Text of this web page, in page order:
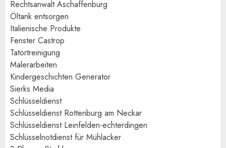
Rechtsanwalt Aschaffenburg
Öltank entsorgen
Italienische Produkte
Fenster Castrop
Tatortreinigung
Malerarbeiten
Kindergeschichten Generator
Sierks Media
Schlüsseldienst
Schlüsseldienst Rottenburg am Neckar
Schlüsseldienst Leinfelden-echterdingen
Schlüsselnotdienst für Mühlacker